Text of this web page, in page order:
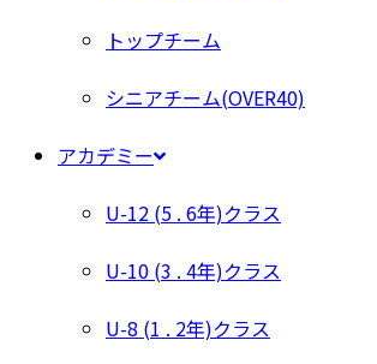
トップチーム
シニアチーム(OVER40)
アカデミー
U-12 (5 . 6年)クラス
U-10 (3 . 4年)クラス
U-8 (1 . 2年)クラス